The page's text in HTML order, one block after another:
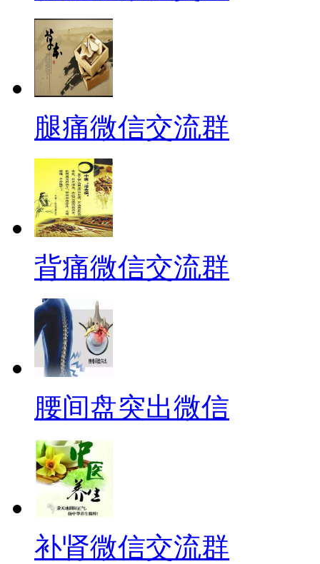
腿痛微信交流群
背痛微信交流群
腰间盘突出微信
补肾微信交流群